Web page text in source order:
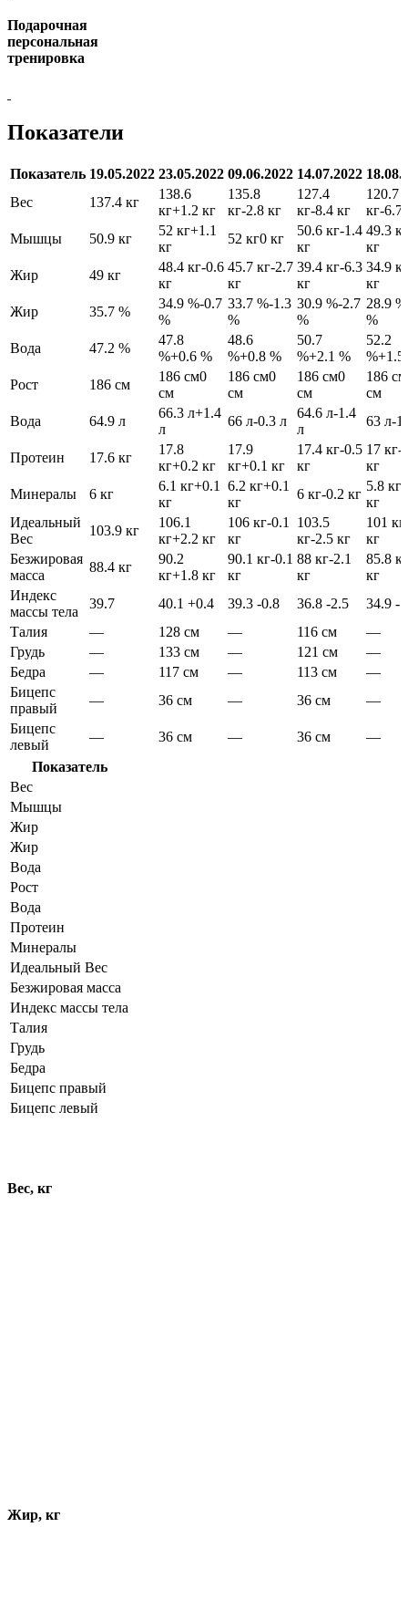
Подарочная
персональная
тренировка
Показатели
Показатель 19.05.2022 23.05.2022 09.06.2022 14.07.2022
Вес
137.4 кг
138.6
кг+1.2 кг
135.8
кг-2.8 кг
127.4
кг-8.4 кг
120.7
кг-6.7
Мышцы
50.9 кг
52 кг+1.1
кг
52 кг0 кг
50.6 кг-1.4
кг
49.3 кг
кг
Жир
49 кг
48.4 кг-0.6
кг
45.7 кг-2.7
кг
39.4 кг-6.3
кг
34.9 кг
кг
Жир
35.7 %
34.9 %-0.7
%
33.7 %-1.3
%
30.9 %-2.7
%
28.9 %
%
Вода
47.2 %
47.8
%+0.6 %
48.6
%+0.8 %
50.7
%+2.1 %
52.2
%+1.5
Рост
186 см
186 см0
см
186 см0
см
186 см0
см
186 см
см
Вода
64.9 л
66.3 л+1.4
л
66 л-0.3 л
64.6 л-1.4
л
63 л-
Протеин 17.6 кг
17.8
кг+0.2 кг
17.9
кг+0.1 кг
17.4 кг-0.5
кг
17 кг-
кг
Минералы
6 кг
6.1 кг+0.1
кг
6.2 кг+0.1
кг
6 кг-0.2 кг
5.8 кг
кг
Идеальный
Вес
103.9 кг
106.1
кг+2.2 кг
106 кг-0.1
кг
103.5
кг-2.5 кг
101 кг
кг
Безжировая
масса
88.4 кг
90.2
кг+1.8 кг
90.1 кг-0.1
кг
88 кг-2.1
кг
85.8 кг
кг
Индекс
массы тела
39.7 40.1 +0.4 39.3 -0.8 36.8 -2.5 34.9 -
Талия
— 128 см — 116 см
—
Грудь
— 133 см — 121 см
—
Бедра
— 117 см — 113 см
—
Бицепс
правый
— 36 см — 36 см
—
Бицепс
левый
— 36 см — 36 см
—
Показатель
Вес
Мышцы
Жир
Жир
Вода
Рост
Вода
Протеин
Минералы
Идеальный Вес
Безжировая масса
Индекс массы тела
Талия
Грудь
Бедра
Бицепс правый
Бицепс левый
Вес, кг
Жир, кг